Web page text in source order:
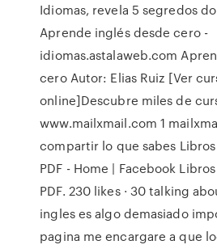
Idiomas, revela 5 segredos
Aprende inglés desde cero -
idiomas.astalaweb.com
cero Autor: Elias Ruiz [Ver
online]Descubre miles de
www.mailxmail.com 1
compartir lo que sabes
PDF - Home | Facebook
PDF. 230 likes · 30 talking
ingles es algo demasiado
pagina me encargare a que